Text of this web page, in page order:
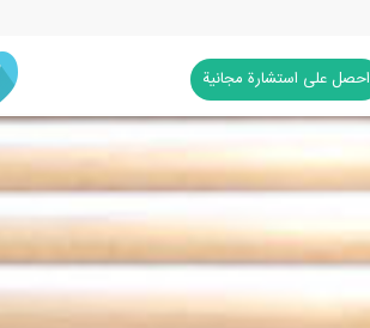
احصل على استشارة مجانية